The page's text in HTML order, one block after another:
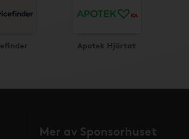
Apotek Hjärtat
Mer av Sponsorhuset